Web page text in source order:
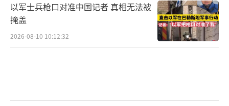
以军士兵枪口对准中国记者 真相无法被
掩盖
2026-08-10 10:12:32